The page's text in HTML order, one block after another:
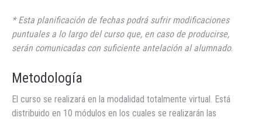
* Esta planificación de fechas podrá sufrir modificaciones
puntuales a lo largo del curso que, en caso de producirse,
serán comunicadas con suficiente antelación al alumnado.
Metodología
El curso se realizará en la modalidad totalmente virtual. Está
distribuido en 10 módulos en los cuales se realizarán las